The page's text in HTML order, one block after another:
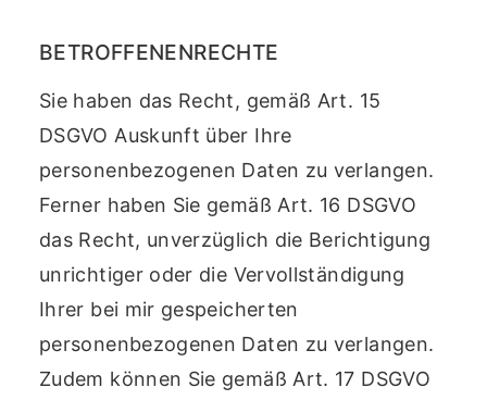
BETROFFENENRECHTE
Sie haben das Recht, gemäß Art. 15
DSGVO Auskunft über Ihre
personenbezogenen Daten zu verlangen.
Ferner haben Sie gemäß Art. 16 DSGVO
das Recht, unverzüglich die Berichtigung
unrichtiger oder die Vervollständigung
Ihrer bei mir gespeicherten
personenbezogenen Daten zu verlangen.
Zudem können Sie gemäß Art. 17 DSGVO